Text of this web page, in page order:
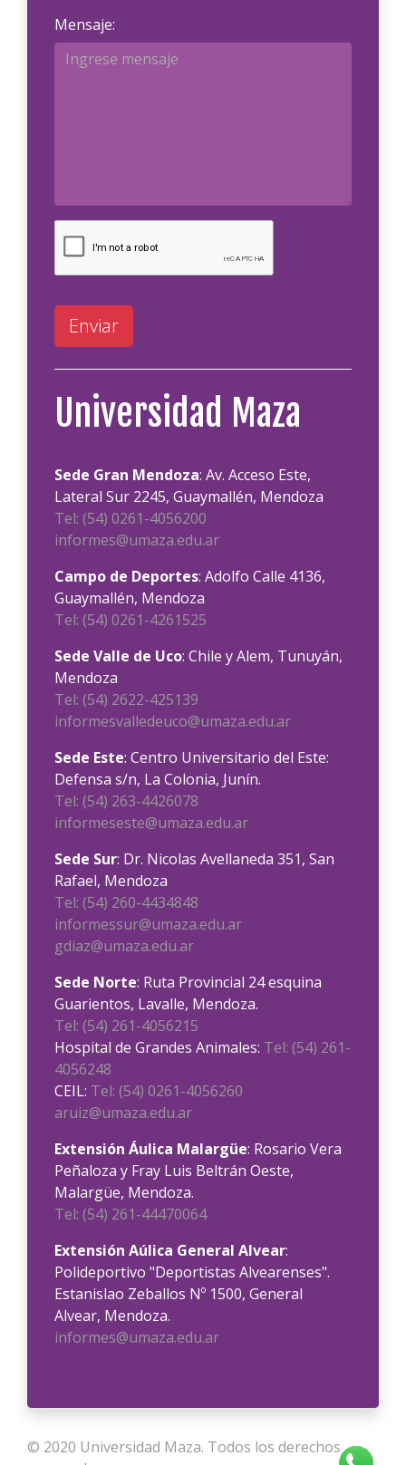
Mensaje:
Enviar
Universidad Maza
Sede Gran Mendoza: Av. Acceso Este,
Lateral Sur 2245, Guaymallén, Mendoza
Tel: (54) 0261-4056200
informes@umaza.edu.ar
Campo de Deportes: Adolfo Calle 4136,
Guaymallén, Mendoza
Tel: (54) 0261-4261525
Sede Valle de Uco: Chile y Alem, Tunuyán,
Mendoza
Tel: (54) 2622-425139
informesvalledeuco@umaza.edu.ar
Sede Este: Centro Universitario del Este:
Defensa s/n, La Colonia, Junín.
Tel: (54) 263-4426078
informeseste@umaza.edu.ar
Sede Sur: Dr. Nicolas Avellaneda 351, San
Rafael, Mendoza
Tel: (54) 260-4434848
informessur@umaza.edu.ar
gdiaz@umaza.edu.ar
Sede Norte: Ruta Provincial 24 esquina
Guarientos, Lavalle, Mendoza.
Tel: (54) 261-4056215
Hospital de Grandes Animales: Tel: (54) 261-
4056248
CEIL: Tel: (54) 0261-4056260
aruiz@umaza.edu.ar
Extensión Áulica Malargüe: Rosario Vera
Peñaloza y Fray Luis Beltrán Oeste,
Malargüe, Mendoza.
Tel: (54) 261-44470064
Extensión Aúlica General Alvear:
Polideportivo "Deportistas Alvearenses".
Estanislao Zeballos Nº 1500, General
Alvear, Mendoza.
informes@umaza.edu.ar
© 2020 Universidad Maza. Todos los derechos